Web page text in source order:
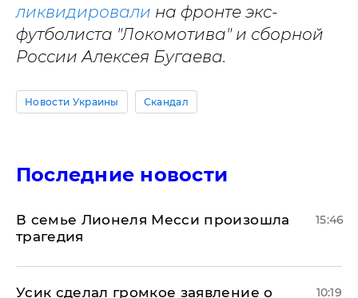
ликвидировали на фронте экс-
футболиста "Локомотива" и сборной
России Алексея Бугаева.
Новости Украины Скандал
Последние новости
В семье Лионеля Месси произошла
трагедия
15:46
Усик сделал громкое заявление о 10:19